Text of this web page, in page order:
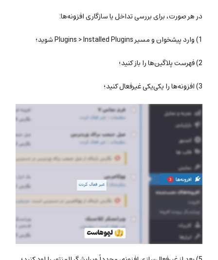
در هر صورت، برای بررسی تداخل یا سازگاری افزونه‌ها:
1) وارد پیشخوان و مسیر Plugins > Installed Plugins شوید؛
2) فهرست پلاگین‌ها را باز کنید؛
3) افزونه‌ها را یکی‌یکی غیرفعال کنید؛